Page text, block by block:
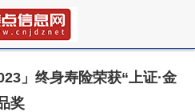
」终身寿险荣获“上证·金
奖